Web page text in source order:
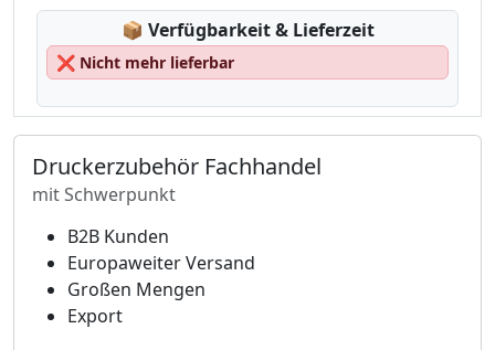
📦 Lagerstatus:
Verfügbarkeit & Lieferzeit
❌ Nicht mehr lieferbar
Druckerzubehör Fachhandel
mit Schwerpunkt
B2B Kunden
Europaweiter Versand
Großen Mengen
Export